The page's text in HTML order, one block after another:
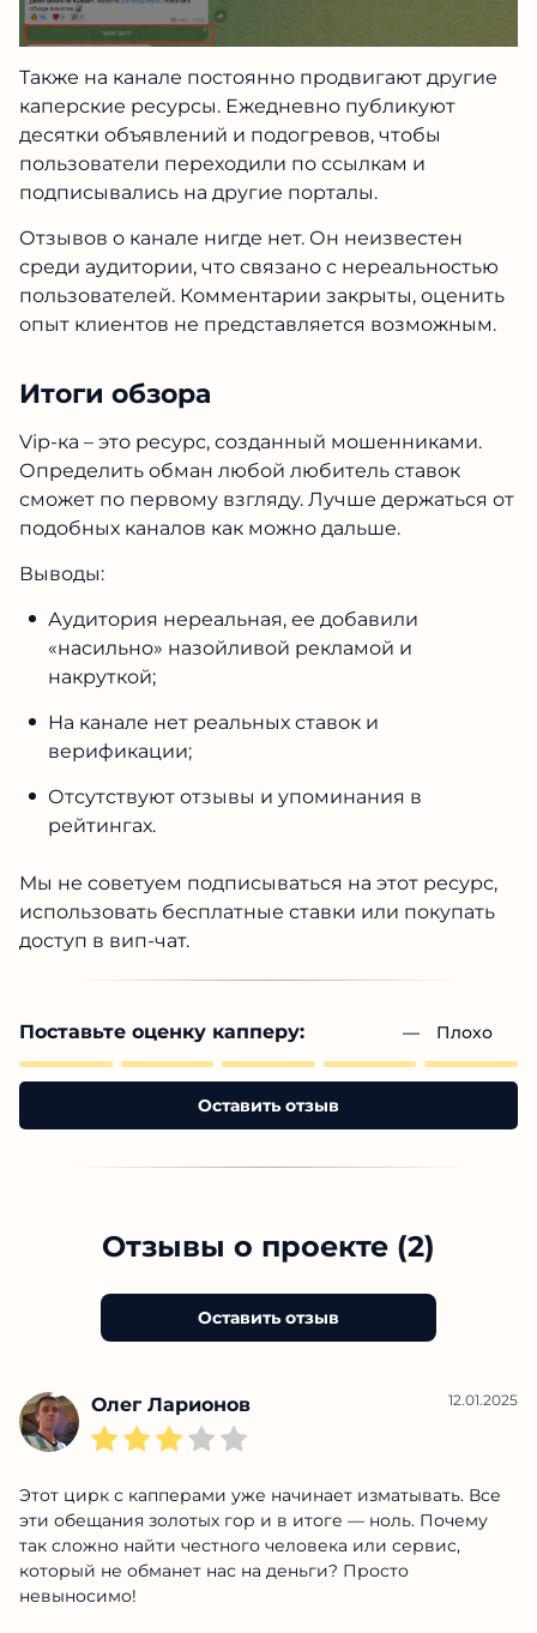
Также на канале постоянно продвигают другие
каперские ресурсы. Ежедневно публикуют
десятки объявлений и подогревов, чтобы
пользователи переходили по ссылкам и
подписывались на другие порталы.
Отзывов о канале нигде нет. Он неизвестен
среди аудитории, что связано с нереальностью
пользователей. Комментарии закрыты, оценить
опыт клиентов не представляется возможным.
Итоги обзора
Vip-ка – это ресурс, созданный мошенниками.
Определить обман любой любитель ставок
сможет по первому взгляду. Лучше держаться от
подобных каналов как можно дальше.
Выводы:
Аудитория нереальная, ее добавили
«насильно» назойливой рекламой и
накруткой;
На канале нет реальных ставок и
верификации;
Отсутствуют отзывы и упоминания в
рейтингах.
Мы не советуем подписываться на этот ресурс,
использовать бесплатные ставки или покупать
доступ в вип-чат.
Поставьте оценку капперу: — Плохо
Оставить отзыв
Отзывы о проекте (2)
Оставить отзыв
Олег Ларионов 12.01.2025
Этот цирк с капперами уже начинает изматывать. Все
эти обещания золотых гор и в итоге — ноль. Почему
так сложно найти честного человека или сервис,
который не обманет нас на деньги? Просто
невыносимо!